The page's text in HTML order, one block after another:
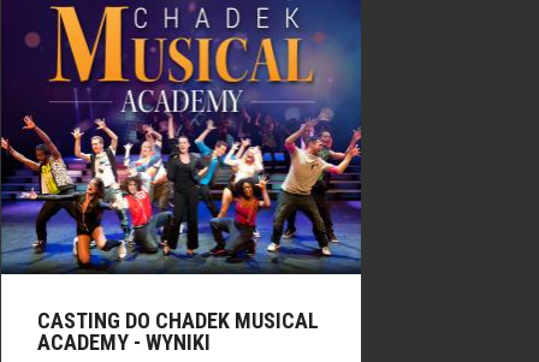
CASTING DO CHADEK MUSICAL
ACADEMY - WYNIKI